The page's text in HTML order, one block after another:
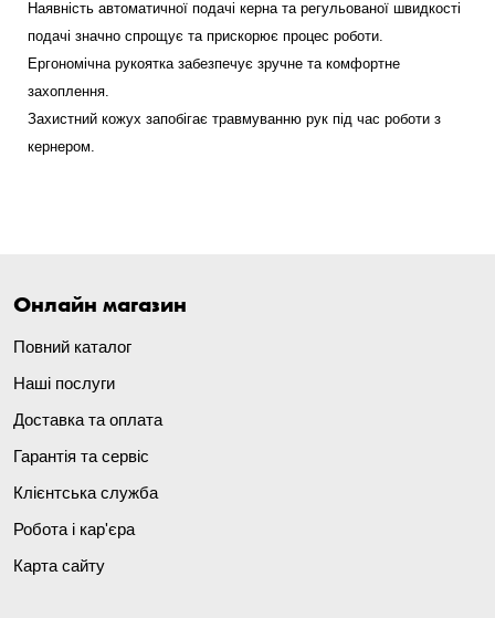
Наявність автоматичної подачі керна та регульованої швидкості
подачі значно спрощує та прискорює процес роботи.
Ергономічна рукоятка забезпечує зручне та комфортне
захоплення.
Захистний кожух запобігає травмуванню рук під час роботи з
кернером.
Онлайн магазин
Повний каталог
Наші послуги
Доставка та оплата
Гарантія та сервіс
Клієнтська служба
Робота і кар'єра
Карта сайту